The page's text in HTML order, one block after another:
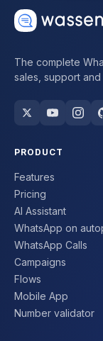
The complete
sales, support
PRODUCT
Features
Pricing
AI Assistant
WhatsApp on
WhatsApp Calls
Campaigns
Flows
Mobile App
Number validator